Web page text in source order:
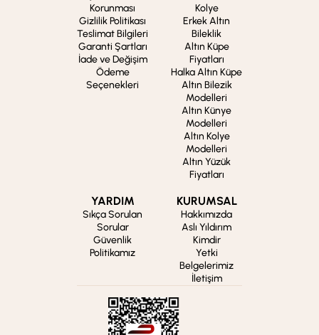
Korunması
Gizlilik Politikası
Teslimat Bilgileri
Garanti Şartları
İade ve Değişim
Ödeme
Seçenekleri
Kolye
Erkek Altın
Bileklik
Altın Küpe
Fiyatları
Halka Altın Küpe
Altın Bilezik
Modelleri
Altın Künye
Modelleri
Altın Kolye
Modelleri
Altın Yüzük
Fiyatları
YARDIM
Sıkça Sorulan
Sorular
Güvenlik
Politikamız
KURUMSAL
Hakkımızda
Aslı Yıldırım
Kimdir
Yetki
Belgelerimiz
İletişim